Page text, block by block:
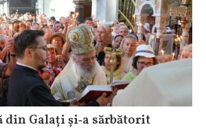
din Galați și‑a sărbătorit